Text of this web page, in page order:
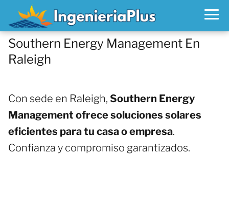
Southern Energy Management En
Raleigh
Con sede en Raleigh, Southern Energy
Management ofrece soluciones solares
eficientes para tu casa o empresa.
Confianza y compromiso garantizados.